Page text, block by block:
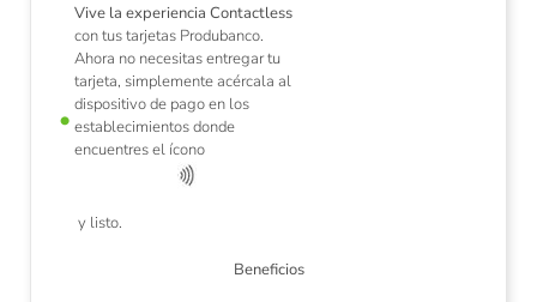
Vive la experiencia Contactless
con tus tarjetas Produbanco.
Ahora no necesitas entregar tu
tarjeta, simplemente acércala al
dispositivo de pago en los
establecimientos donde
encuentres el ícono
y listo.
Beneficios